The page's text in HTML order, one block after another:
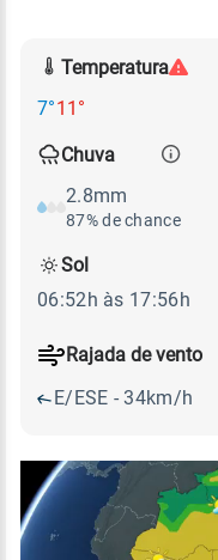
Temperatura
7°11°
Chuva
2.8mm
87% de chance
Rajada de vento
E/ESE - 34km/h
Sol
06:52h às 17:56h